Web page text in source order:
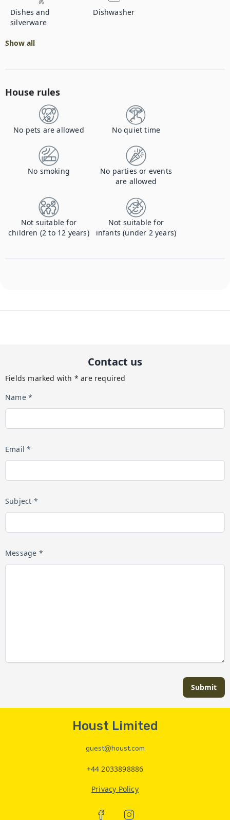
Dishes and
silverware
Dishwasher
Show all
House rules
No pets are allowed No quiet time
No smoking
No parties or events
are allowed
Not suitable for
children (2 to 12 years)
Not suitable for
infants (under 2 years)
Contact us
Fields marked with * are required
Name *
Email *
Subject *
Message *
Submit
Houst Limited
guest@houst.com
+44 2033898886
Privacy Policy